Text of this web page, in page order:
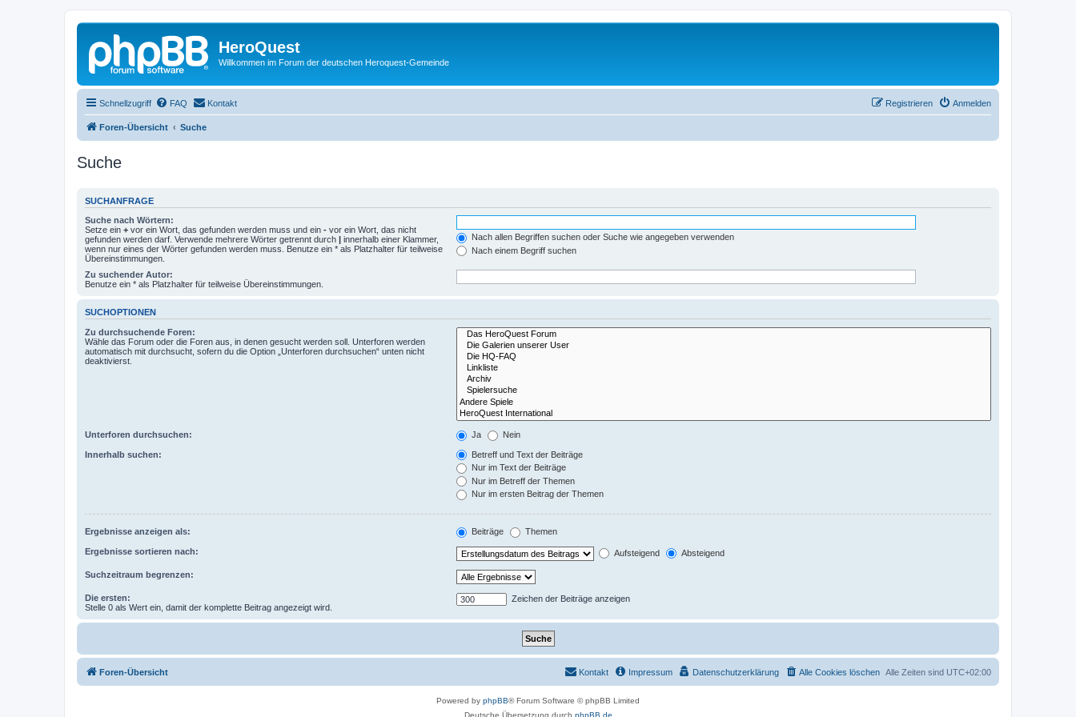
HeroQuest
Willkommen im Forum der deutschen Heroquest-Gemeinde
Schnellzugriff FAQ Kontakt Anmelden
Registrieren
Foren-Übersicht Suche
Suche
SUCHANFRAGE
Suche nach Wörtern:
Setze ein + vor ein Wort, das gefunden werden muss und ein - vor ein Wort, das nicht
gefunden werden darf. Verwende mehrere Wörter getrennt durch | innerhalb einer Klammer,
wenn nur eines der Wörter gefunden werden muss. Benutze ein * als Platzhalter für teilweise
Übereinstimmungen.
Nach allen Begriffen suchen oder Suche wie angegeben verwenden
Nach einem Begriff suchen
Zu suchender Autor:
Benutze ein * als Platzhalter für teilweise Übereinstimmungen.
SUCHOPTIONEN
Zu durchsuchende Foren:
Wähle das Forum oder die Foren aus, in denen gesucht werden soll. Unterforen werden
automatisch mit durchsucht, sofern du die Option „Unterforen durchsuchen“ unten nicht
deaktivierst.
Unterforen durchsuchen: Ja Nein
Innerhalb suchen:
Betreff und Text der Beiträge
Nur im Text der Beiträge
Nur im Betreff der Themen
Nur im ersten Beitrag der Themen
Ergebnisse anzeigen als: Beiträge Themen
Ergebnisse sortieren nach: Aufsteigend Absteigend
Suchzeitraum begrenzen:
Die ersten:
Stelle 0 als Wert ein, damit der komplette Beitrag angezeigt wird.
Zeichen der Beiträge anzeigen
Foren-Übersicht Alle Zeiten sind UTC+02:00
Alle Cookies löschen
Datenschutzerklärung
Impressum
Kontakt
Powered by phpBB® Forum Software © phpBB Limited
Deutsche Übersetzung durch phpBB.de